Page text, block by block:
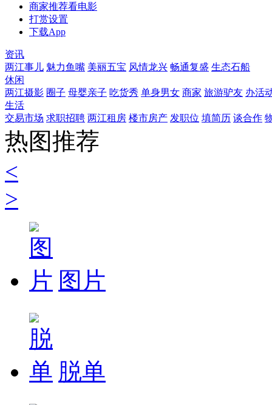
商家推荐看电影
打赏设置
下载App
资讯
两江事儿 魅力鱼嘴 美丽五宝 风情龙兴 畅通复盛 生态石船
休闲
两江摄影 圈子 母婴亲子 吃货秀 单身男女 商家 旅游驴友 办活
生活
交易市场 求职招聘 两江租房 楼市房产 发职位 填简历 谈合作
热图推荐
<
>
图片
脱单